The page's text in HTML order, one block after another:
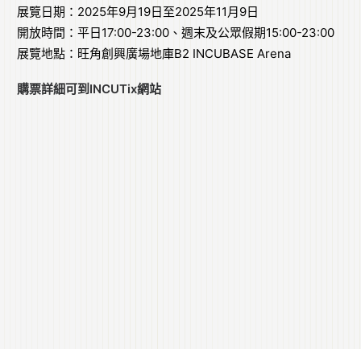
展覽日期：2025年9月19日至2025年11月9日
開放時間：平日17:00-23:00、週末及公眾假期15:00-23:00
展覽地點：旺角創興廣場地庫B2 INCUBASE Arena
購票詳細可到INCUTix網站